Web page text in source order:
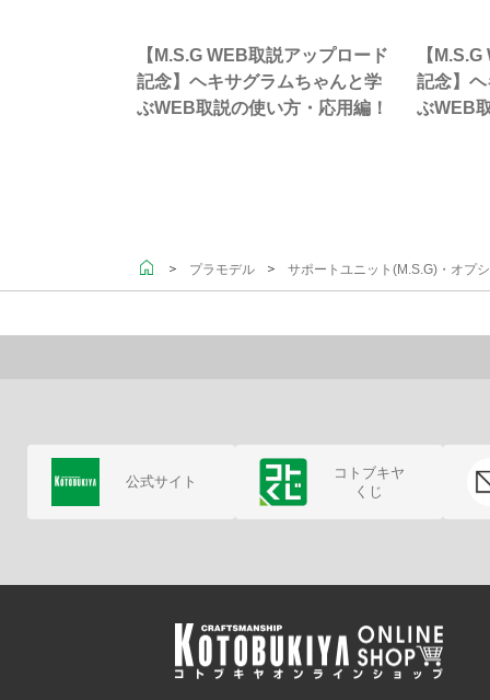
【M.S.G WEB取説アップロード
記念】ヘキサグラムちゃんと学
ぶWEB取説の使い方・応用編！
【
記念】
ぶWEB
＞ プラモデル ＞ サポートユニット(M.S.G)・オプ
公式サイト
コトブキヤ
くじ